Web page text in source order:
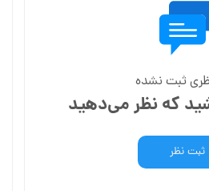
ثبت نشده
که نظر می‌دهید
ثبت نظر